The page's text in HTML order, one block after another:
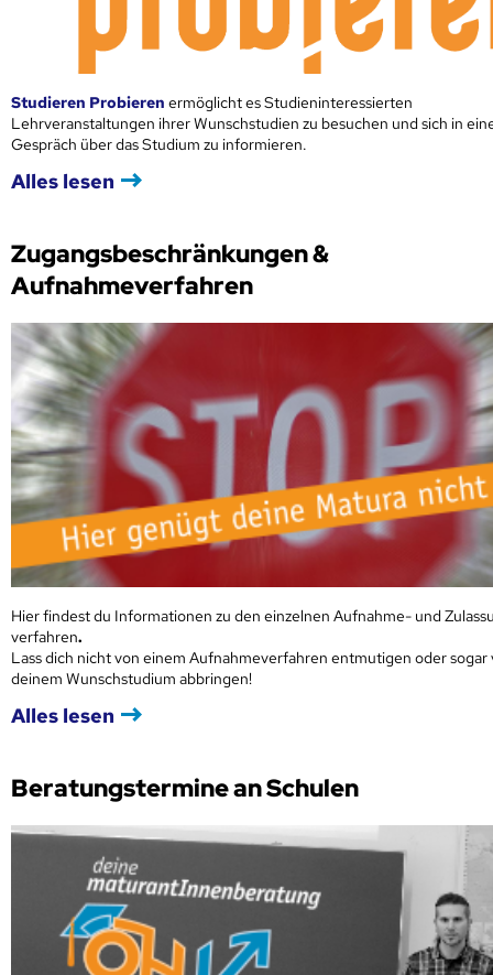
Studieren Probieren ermöglicht es Studieninteressierten
Lehrveranstaltungen ihrer Wunschstudien zu besuchen und sich in
Gespräch über das Studium zu informieren.
Alles lesen
Zugangsbeschränkungen &
Aufnahmeverfahren
Hier findest du Informationen zu den einzelnen Aufnahme- und
verfahren.
Lass dich nicht von einem Aufnahmeverfahren entmutigen oder sogar
deinem Wunschstudium abbringen!
Alles lesen
Beratungstermine an Schulen